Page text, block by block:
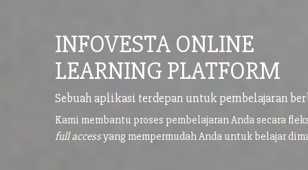
INFOVESTA ONLINE
LEARNING PLATFORM
Sebuah aplikasi terdepan untuk pembelajaran
Kami membantu proses pembelajaran Anda secara
full accessyang mempermudah Anda untuk belajar